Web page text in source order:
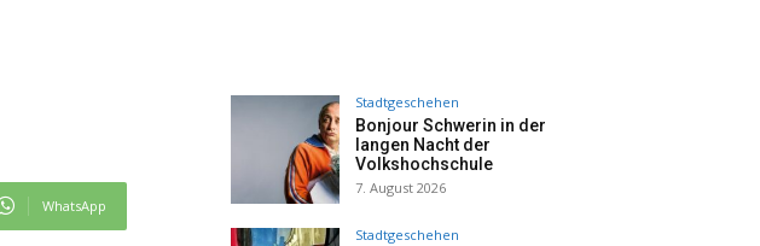
WhatsApp
Stadtgeschehen
Bonjour Schwerin in der
langen Nacht der
Volkshochschule
7. August 2026
Stadtgeschehen